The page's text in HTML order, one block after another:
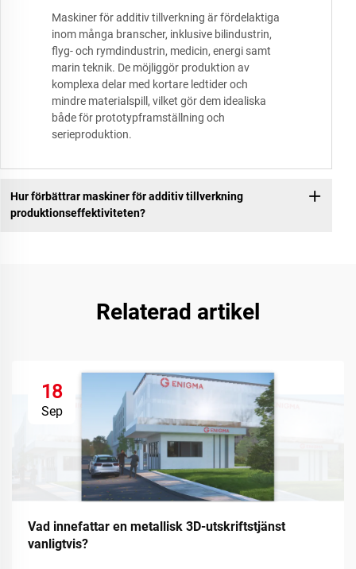
Maskiner för additiv tillverkning är fördelaktiga
inom många branscher, inklusive bilindustrin,
flyg- och rymdindustrin, medicin, energi samt
marin teknik. De möjliggör produktion av
komplexa delar med kortare ledtider och
mindre materialspill, vilket gör dem idealiska
både för prototypframställning och
serieproduktion.
Hur förbättrar maskiner för additiv tillverkning
produktionseffektiviteten?
Relaterad artikel
18
Sep
Vad innefattar en metallisk 3D-utskriftstjänst
vanligtvis?